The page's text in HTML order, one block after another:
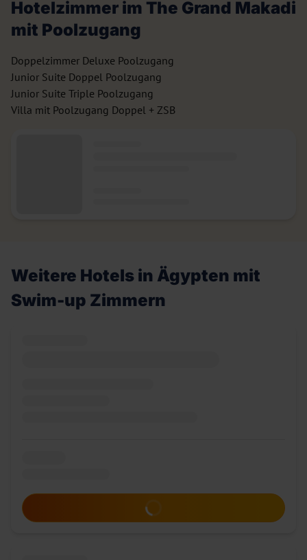
Hotelzimmer im The Grand Makadi
mit Poolzugang
Doppelzimmer Deluxe Poolzugang
Junior Suite Doppel Poolzugang
Junior Suite Triple Poolzugang
Villa mit Poolzugang Doppel + ZSB
Weitere Hotels in Ägypten mit
Swim-up Zimmern
Zum Angebot